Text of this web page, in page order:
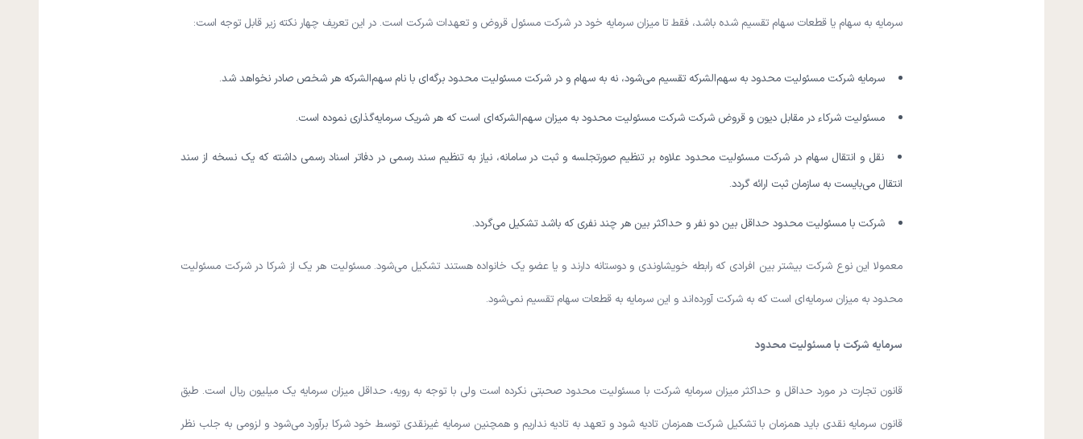
سرمایه به سهام یا قطعات سهام تقسیم شده باشد، فقط تا میزان سرمایه خود در شرکت مسئول قروض و تعهدات شرکت است. در این تعریف چهار نکته زیر قابل توجه است:
سرمایه شرکت مسئولیت محدود به سهم‌الشرکه تقسیم می‌شود، نه به سهام و در شرکت مسئولیت محدود برگه‌ای با نام سهم‌الشرکه هر شخص صادر نخواهد شد.
مسئولیت شرکاء در مقابل دیون و قروض شرکت شرکت مسئولیت محدود به میزان سهم‌الشرکه‌ای است که هر شریک سرمایه‌گذاری نموده است‌.
نقل و انتقال سهام در شرکت مسئولیت محدود علاوه بر تنظیم صورتجلسه و ثبت در سامانه، نیاز به تنظیم سند رسمی در دفاتر اسناد رسمی داشته که یک نسخه از سند
انتقال می‌بایست به سازمان ثبت ارائه گردد.
شرکت با مسئولیت محدود حداقل بین دو نفر و حداکثر بین هر چند نفری که باشد تشکیل می‌گردد.
معمولا این نوع شرکت بیشتر بین افرادی که رابطه خویشاوندی و دوستانه دارند و یا عضو یک خانواده هستند تشکیل می‌شود. مسئولیت هر یک از شرکا در شرکت مسئولیت
محدود به میزان سرمایه‌ای است که به شرکت آورده‌اند و این سرمایه به قطعات سهام تقسیم نمی‌شود.
سرمایه شرکت با مسئولیت محدود
قانون تجارت در مورد حداقل و حداکثر میزان سرمایه شرکت با مسئولیت محدود صحبتی نکرده است ولی با توجه به رویه، حداقل میزان سرمایه یک میلیون ریال است. طبق
قانون سرمایه نقدی باید همزمان با تشکیل شرکت همزمان تادیه شود و تعهد به تادیه نداریم و همچنین سرمایه غیرنقدی توسط خود شرکا برآورد می‌شود و لزومی به جلب نظر